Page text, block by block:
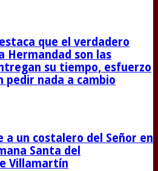
que el verdadero
Hermandad son las
su tiempo, esfuerzo
pedir nada a cambio
a un costalero del Señor en
Santa del
Villamartín